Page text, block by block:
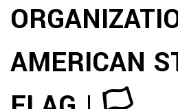
AMERICAN